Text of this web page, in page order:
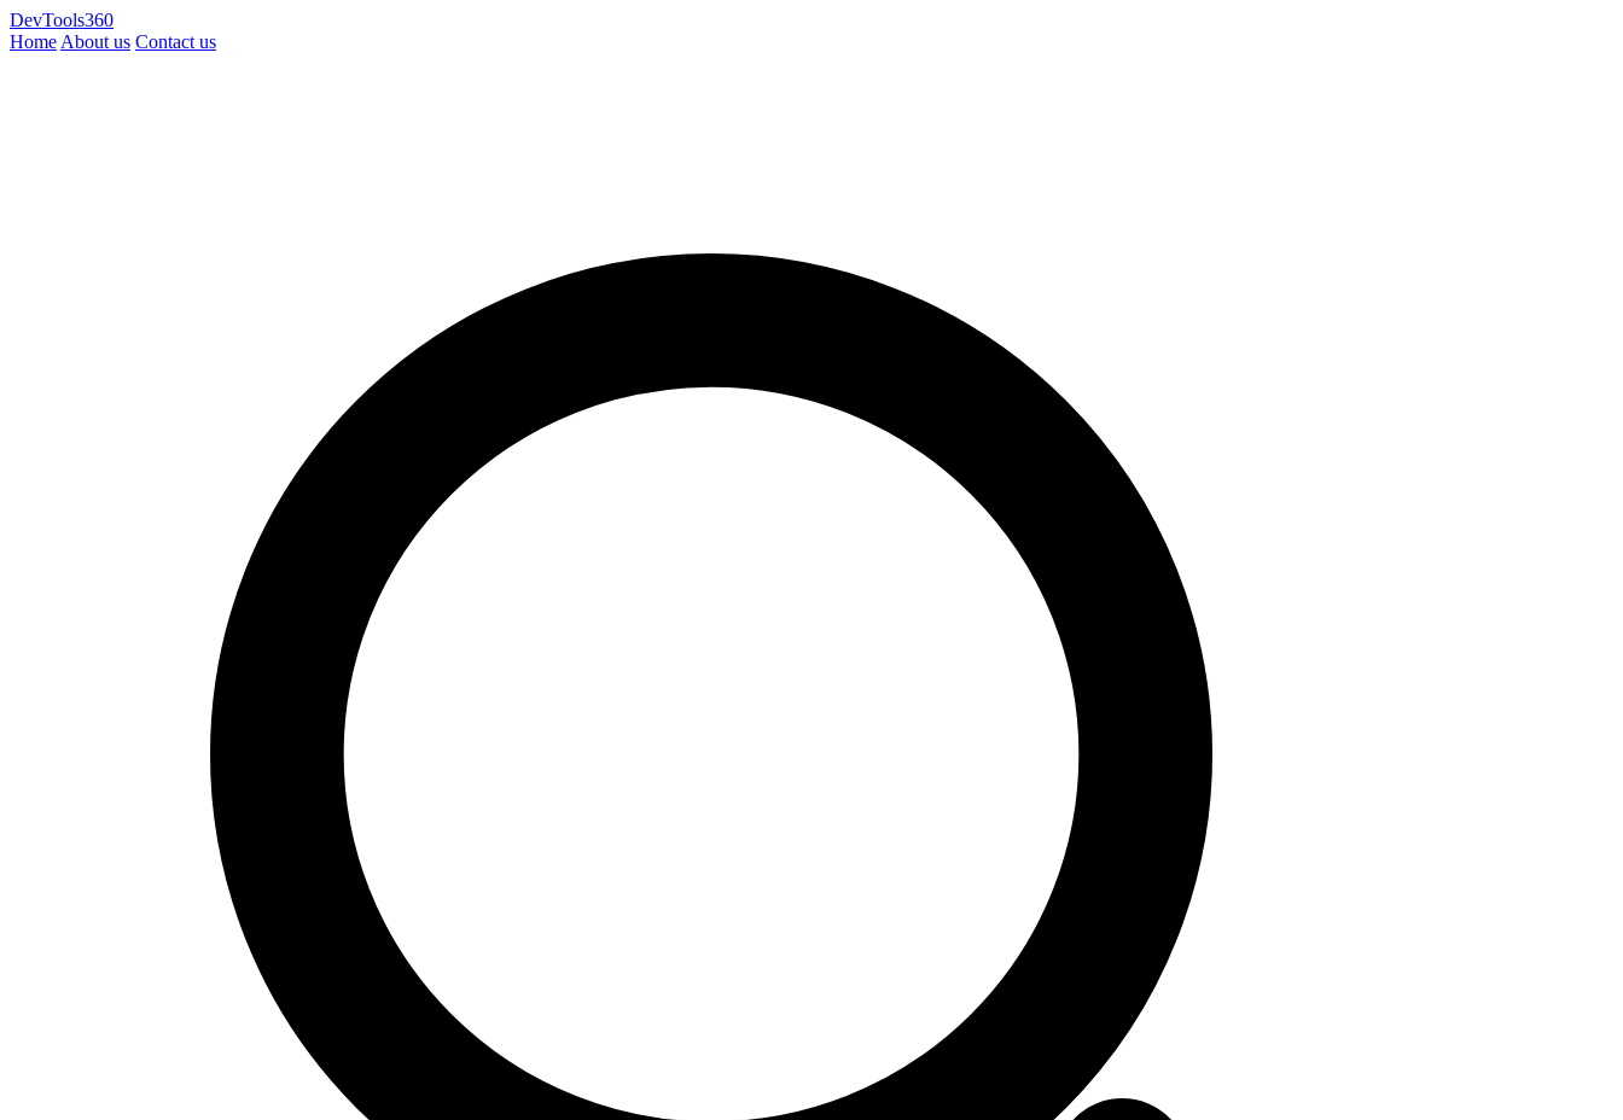
DevTools360
Home About us Contact us